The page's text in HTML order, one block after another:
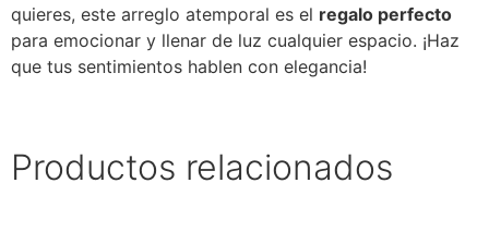
quieres, este arreglo atemporal es el regalo perfecto
para emocionar y llenar de luz cualquier espacio. ¡Haz
que tus sentimientos hablen con elegancia!
Productos relacionados